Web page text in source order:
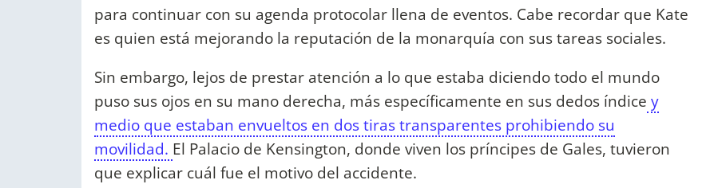
para continuar con su agenda protocolar llena de eventos. Cabe recordar que Kate
es quien está mejorando la reputación de la monarquía con sus tareas sociales.
Sin embargo, lejos de prestar atención a lo que estaba diciendo todo el mundo
puso sus ojos en su mano derecha, más específicamente en sus dedos índice y
medio que estaban envueltos en dos tiras transparentes prohibiendo su
movilidad. El Palacio de Kensington, donde viven los príncipes de Gales, tuvieron
que explicar cuál fue el motivo del accidente.